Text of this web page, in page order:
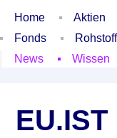
Home Aktien
Fonds
News
Wissen